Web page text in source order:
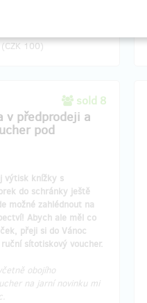
(CZK 100)
sold 8
v předprodeji a
pod
výtisk knížky s
do schránky ještě
možné zahlédnout na
Abych ale měl co
přeji si do Vánoc
sítotiskový voucher.
obojího
na jarní novinku mi